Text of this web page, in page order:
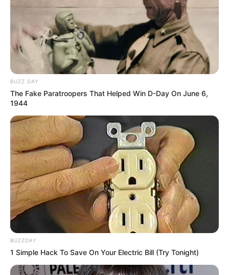
BUZZ DAY
The Fake Paratroopers That Helped Win D-Day On June 6,
1944
BUZZDAY
1 Simple Hack To Save On Your Electric Bill (Try Tonight)